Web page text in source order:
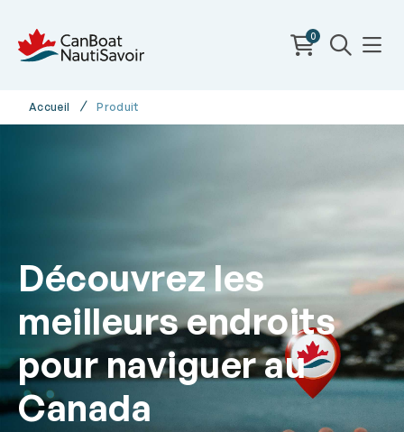
0
Accueil Produit
Découvrez les
meilleurs endroits
pour naviguer au
Canada